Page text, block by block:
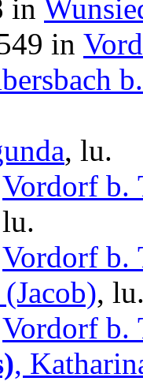
in
in
, lu.
Vordorf b.
Vordorf b.
,
Vordorf b.
,